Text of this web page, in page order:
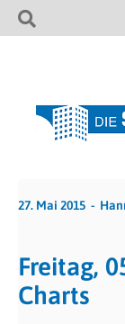
27. Mai 2015
Freitag,
Charts